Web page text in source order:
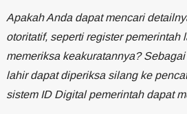
Apakah Anda dapat mencari
otoritatif, seperti register pemerintah
memeriksa keakuratannya?
lahir dapat diperiksa silang ke
sistem ID Digital pemerintah dapat